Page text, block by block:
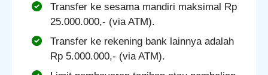
Transfer ke sesama mandiri maksimal Rp
25.000.000,- (via ATM).
Transfer ke rekening bank lainnya adalah
Rp 5.000.000,- (via ATM).